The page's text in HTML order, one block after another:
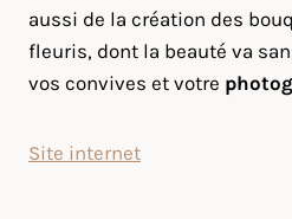
aussi de la création des
fleuris, dont la beauté va
vos convives et votre
Site internet